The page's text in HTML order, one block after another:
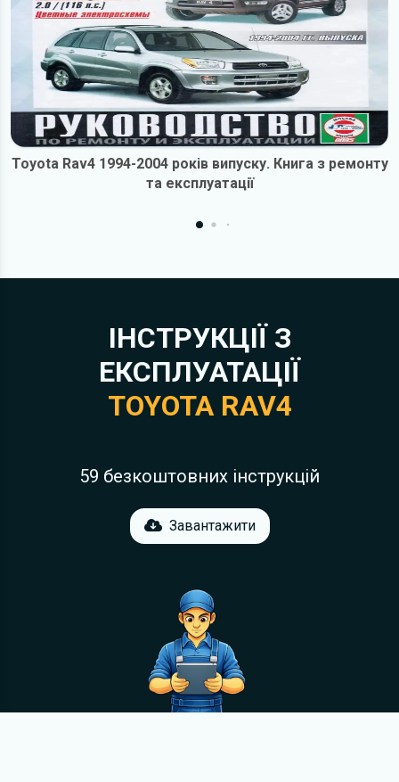
Toyota Rav4 1994-2004 років випуску. Книга з ремонту
та експлуатації
ІНСТРУКЦІЇ З
ЕКСПЛУАТАЦІЇ
TOYOTA RAV4
59 безкоштовних інструкцій
Завантажити